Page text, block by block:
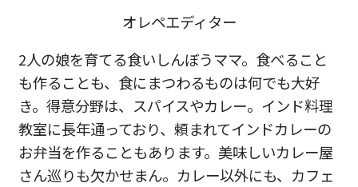
オレペエディター
2人の娘を育てる食いしんぼうママ。食べること
も作ることも、食にまつわるものは何でも大好
き。得意分野は、スパイスやカレー。インド料理
教室に長年通っており、頼まれてインドカレーの
お弁当を作ることもあります。美味しいカレー屋
さん巡りも欠かせまん。カレー以外にも、カフェ